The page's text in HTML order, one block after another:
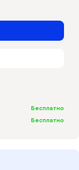
Бесплатно
Бесплатно